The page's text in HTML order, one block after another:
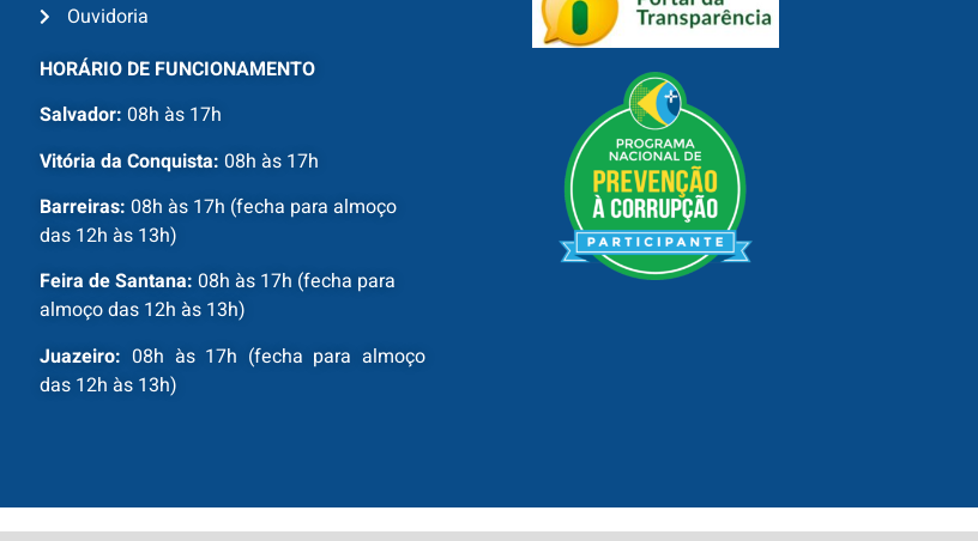
Ouvidoria
HORÁRIO DE FUNCIONAMENTO
Salvador: 08h às 17h
Vitória da Conquista: 08h às 17h
Barreiras: 08h às 17h (fecha para almoço
das 12h às 13h)
Feira de Santana: 08h às 17h (fecha para
almoço das 12h às 13h)
Juazeiro: 08h às 17h (fecha para almoço
das 12h às 13h)